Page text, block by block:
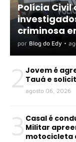
Polícia
criminosa
por Blog do Edy •
2 Jovem é
Tauá e
agosto 06, 2026
3 Casal é
Militar
motocicleta